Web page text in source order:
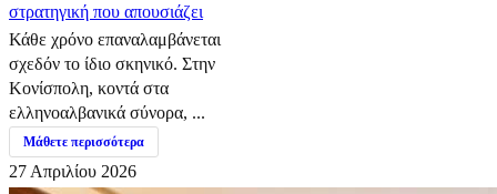
στρατηγική που απουσιάζει
Κάθε χρόνο επαναλαμβάνεται
σχεδόν το ίδιο σκηνικό. Στην
Κονίσπολη, κοντά στα
ελληνοαλβανικά σύνορα, ...
Μάθετε περισσότερα
27 Απριλίου 2026